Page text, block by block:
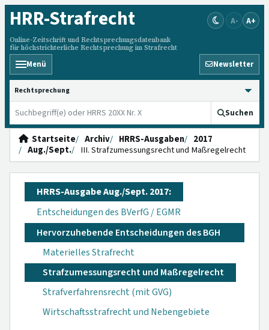
HRR-Strafrecht
Online-Zeitschrift und Rechtsprechungsdatenbank
für höchstrichterliche Rechtsprechung im Strafrecht
A- A+
Menü Newsletter
HRRS durchsuchen
Suchen
Startseite Archiv HRRS-Ausgaben
2017
Aug./Sept.
III. Strafzumessungsrecht und Maßregelrecht
HRRS-Ausgabe Aug./Sept. 2017:
Entscheidungen des BVerfG / EGMR
Hervorzuhebende Entscheidungen des BGH
Materielles Strafrecht
Strafzumessungsrecht und Maßregelrecht
Strafverfahrensrecht (mit GVG)
Wirtschaftsstrafrecht und Nebengebiete